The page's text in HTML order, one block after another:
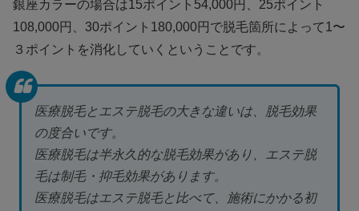
銀座カラーの場合は15ポイント54,000円、25ポイント
108,000円、30ポイント180,000円で脱毛箇所によって1〜
３ポイントを消化していくということです。
医療脱毛とエステ脱毛の大きな違いは、脱毛効果
の度合いです。
医療脱毛は半永久的な脱毛効果があり、エステ脱
毛は制毛・抑毛効果があります。
医療脱毛はエステ脱毛と比べて、施術にかかる初